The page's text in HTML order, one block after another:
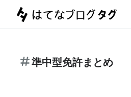
準中型免許まとめ